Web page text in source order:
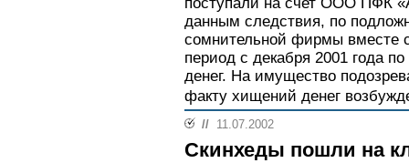
поступали на счет ООО ПФК
данным следствия, по
сомнительной фирмы вместе
период с декабря 2001 года
денег. На имущество
факту хищений денег
// 11.07.2002
Скинхеды пошли на